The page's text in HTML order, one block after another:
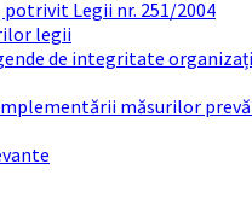
Legii nr. 251/2004
legii
de integritate
măsurilor